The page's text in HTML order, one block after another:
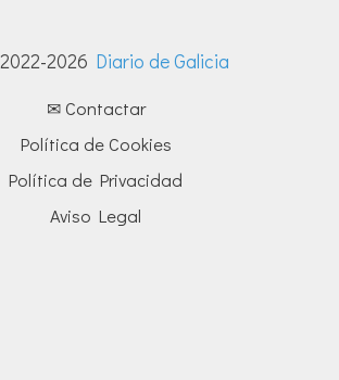
2026 Diario de Galicia
✉ Contactar
Política de Cookies
Política de Privacidad
Aviso Legal